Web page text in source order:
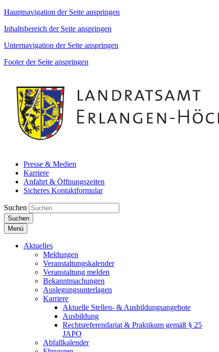
Hauptnavigation der Seite anspringen
Inhaltsbereich der Seite anspringen
Unternavigation der Seite anspringen
Footer der Seite anspringen
Presse & Medien
Karriere
Anfahrt & Öffnungszeiten
Sicheres Kontaktformular
Suchen
Suchen
Menü
Aktuelles
Meldungen
Veranstaltungskalender
Veranstaltung melden
Bekanntmachungen
Auslegungsunterlagen
Karriere
Aktuelle Stellen- & Ausbildungsangebote
Ausbildung
Rechtsreferendariat & Praktikum gemäß § 25
JAPO
Abfallkalender